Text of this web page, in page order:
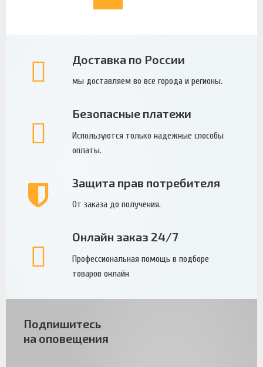
Доставка по России
мы доставляем во все города и регионы.
Безопасные платежи
Используются только надежные способы
оплаты.
Защита прав потребителя
От заказа до получения.
Онлайн заказ 24/7
Профессиональная помощь в подборе
товаров онлайн
Подпишитесь
на оповещения